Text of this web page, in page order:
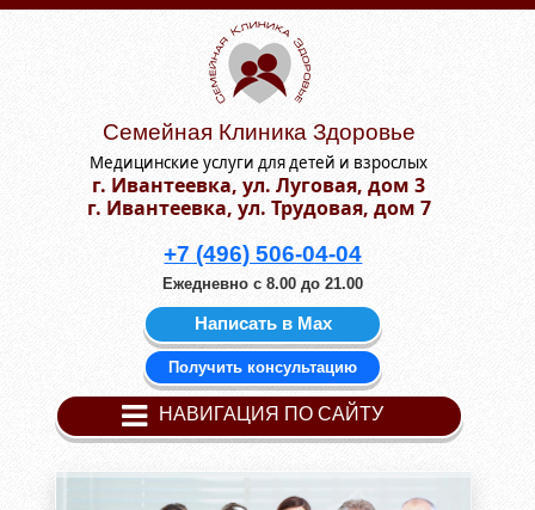
Семейная Клиника Здоровье
Медицинские услуги для детей и взрослых
г. Ивантеевка, ул. Луговая, дом 3
г. Ивантеевка, ул. Трудовая, дом 7
+7 (496) 506-04-04
Ежедневно с 8.00 до 21.00
Написать в Мах
Получить консультацию
НАВИГАЦИЯ ПО САЙТУ